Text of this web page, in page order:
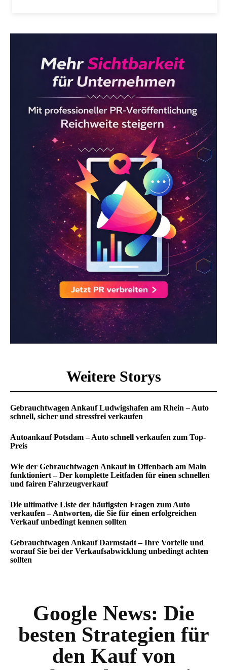
Weitere Storys
Gebrauchtwagen Ankauf Ludwigshafen am Rhein – Auto
schnell, sicher und stressfrei verkaufen
Autoankauf Potsdam – Auto schnell verkaufen zum Top-
Preis
Wie der Gebrauchtwagen Ankauf in Offenbach am Main
funktioniert – Der komplette Leitfaden für einen schnellen
und fairen Fahrzeugverkauf
Die ultimative Liste der häufigsten Fragen zum Auto
verkaufen – Antworten, die Sie für einen erfolgreichen
Verkauf unbedingt kennen sollten
Gebrauchtwagen Ankauf Darmstadt – Ihre Vorteile und
worauf Sie bei der Verkaufsabwicklung unbedingt achten
sollten
Google News: Die
besten Strategien für
den Kauf von